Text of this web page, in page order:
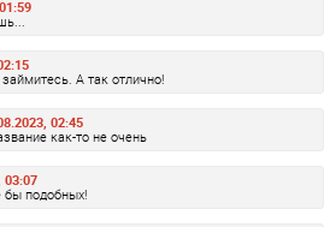
А так отлично!
02:45
как-то не очень
03:07
бы подобных!